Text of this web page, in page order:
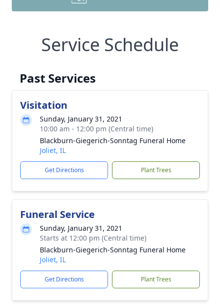
Service Schedule
Past Services
Visitation
Sunday, January 31, 2021
10:00 am - 12:00 pm (Central time)
Blackburn-Giegerich-Sonntag Funeral Home
Joliet, IL
Get Directions Plant Trees
Funeral Service
Sunday, January 31, 2021
Starts at 12:00 pm (Central time)
Blackburn-Giegerich-Sonntag Funeral Home
Joliet, IL
Get Directions Plant Trees